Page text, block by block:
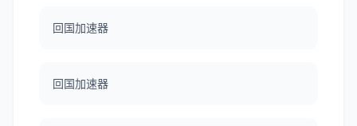
回国加速器
回国加速器